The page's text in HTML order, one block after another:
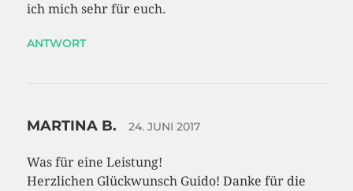
ich mich sehr für euch.
ANTWORT
MARTINA B. 24. JUNI 2017
Was für eine Leistung!
Herzlichen Glückwunsch Guido! Danke für die